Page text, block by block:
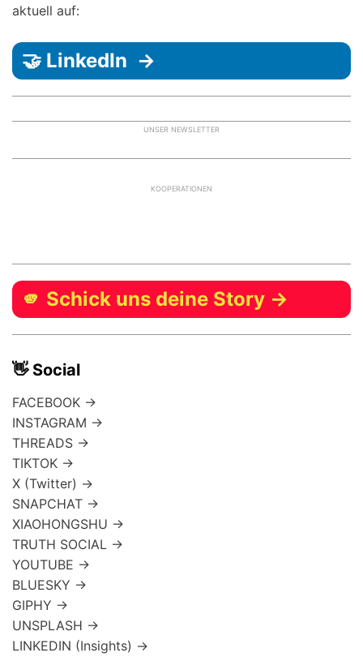
aktuell auf:
🤝 LinkedIn →
UNSER NEWSLETTER
KOOPERATIONEN
🫵 Schick uns deine Story →
👋 Social
FACEBOOK →
INSTAGRAM →
THREADS →
TIKTOK →
X (Twitter) →
SNAPCHAT →
XIAOHONGSHU →
TRUTH SOCIAL →
YOUTUBE →
BLUESKY →
GIPHY →
UNSPLASH →
LINKEDIN (Insights) →